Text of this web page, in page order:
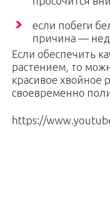
если побеги
причина —
Если обеспечить
растением, то
красивое хвойное
своевременно
https://